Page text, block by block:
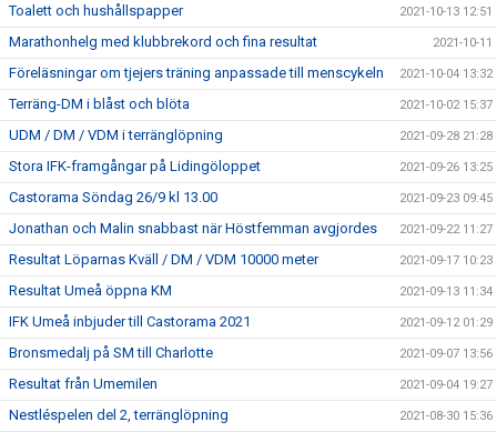
Toalett och hushållspapper 2021-10-13 12:51
Marathonhelg med klubbrekord och fina resultat 2021-10-11
Föreläsningar om tjejers träning anpassade till menscykeln 2021-10-04 13:32
Terräng-DM i blåst och blöta 2021-10-02 15:37
UDM / DM / VDM i terränglöpning 2021-09-28 21:28
Stora IFK-framgångar på Lidingöloppet 2021-09-26 13:25
Castorama Söndag 26/9 kl 13.00 2021-09-23 09:45
Jonathan och Malin snabbast när Höstfemman avgjordes 2021-09-22 11:27
Resultat Löparnas Kväll / DM / VDM 10000 meter 2021-09-17 10:23
Resultat Umeå öppna KM 2021-09-13 11:34
IFK Umeå inbjuder till Castorama 2021 2021-09-12 01:29
Bronsmedalj på SM till Charlotte 2021-09-07 13:56
Resultat från Umemilen 2021-09-04 19:27
Nestléspelen del 2, terränglöpning 2021-08-30 15:36